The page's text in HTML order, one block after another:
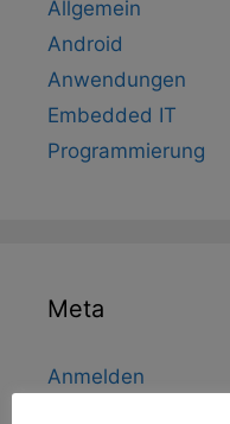
Allgemein
Android
Anwendungen
Embedded IT
Programmierung
Meta
Anmelden